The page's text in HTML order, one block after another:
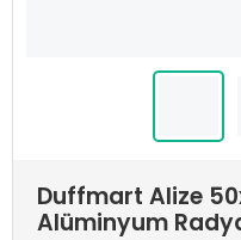
Duffmart Alize
Alüminyum